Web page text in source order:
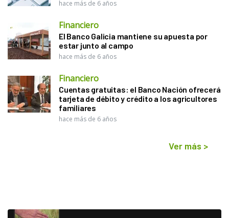
hace más de 6 años
Financiero
El Banco Galicia mantiene su apuesta por
estar junto al campo
hace más de 6 años
Financiero
Cuentas gratuitas: el Banco Nación ofrecerá
tarjeta de débito y crédito a los agricultores
familiares
hace más de 6 años
Ver más >